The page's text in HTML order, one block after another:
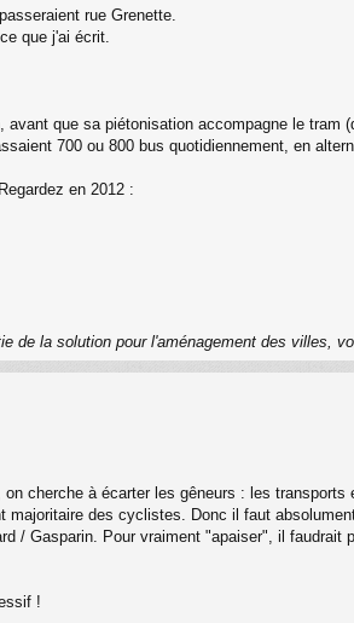
rue Grenette.
que j'ai écrit.
que sa piétonisation accompagne le tram
700 ou 800 bus quotidiennement, en
en 2012 :
de la solution pour l'aménagement des villes,
cherche à écarter les gêneurs : les
des cyclistes. Donc il faut
/ Gasparin. Pour vraiment "apaiser", il
!